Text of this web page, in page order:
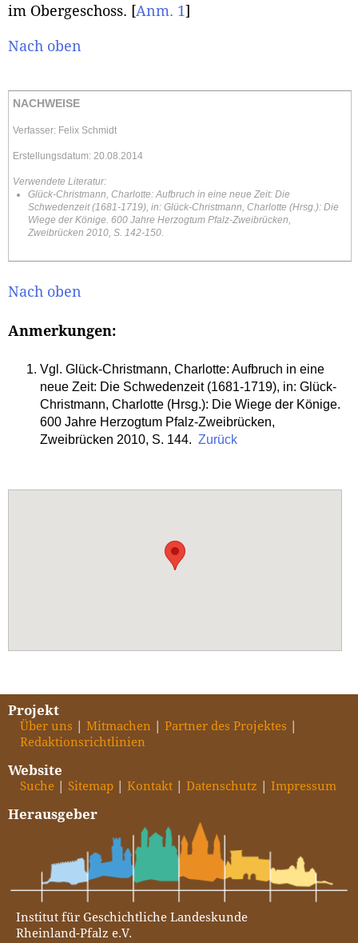
im Obergeschoss. [Anm. 1]
Nach oben
NACHWEISE
Verfasser: Felix Schmidt
Erstellungsdatum: 20.08.2014
Verwendete Literatur:
Glück-Christmann, Charlotte: Aufbruch in eine neue Zeit: Die
Schwedenzeit (1681-1719), in: Glück-Christmann, Charlotte (Hrsg.): Die
Wiege der Könige. 600 Jahre Herzogtum Pfalz-Zweibrücken,
Zweibrücken 2010, S. 142-150.
Nach oben
Anmerkungen:
Vgl. Glück-Christmann, Charlotte: Aufbruch in eine
neue Zeit: Die Schwedenzeit (1681-1719), in: Glück-
Christmann, Charlotte (Hrsg.): Die Wiege der Könige.
600 Jahre Herzogtum Pfalz-Zweibrücken,
Zweibrücken 2010, S. 144. Zurück
Projekt
Über uns Mitmachen
Partner des Projektes
Redaktionsrichtlinien
Website
Suche Sitemap Kontakt Datenschutz Impressum
Herausgeber
Institut für Geschichtliche Landeskunde
Rheinland-Pfalz e.V.